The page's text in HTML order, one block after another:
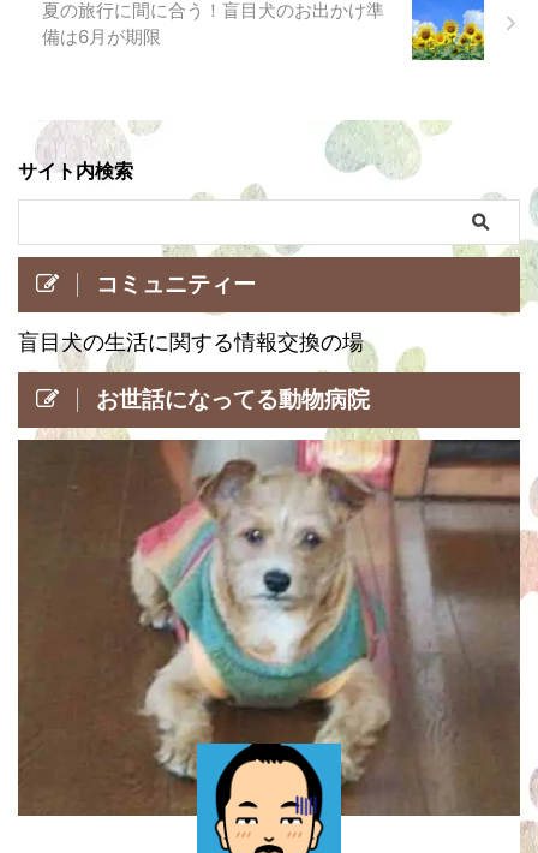
夏の旅行に間に合う！盲目犬のお出かけ準
備は6月が期限
サイト内検索
コミュニティー
盲目犬の生活に関する情報交換の場
お世話になってる動物病院